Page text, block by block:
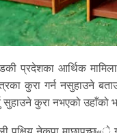
प्रदेशका आर्थिक
कुरा गर्न नसुहाउने
सुहाउने कुरा नभएको उहाँको